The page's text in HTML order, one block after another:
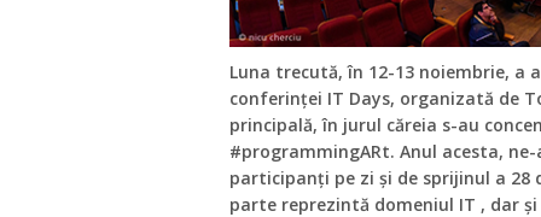
Luna trecută, în 12-13 noiembrie, a
conferinței IT Days, organizată de
principală, în jurul căreia s-au
#programmingARt. Anul acesta,
participanți pe zi și de sprijinul a
parte reprezintă domeniul IT , dar